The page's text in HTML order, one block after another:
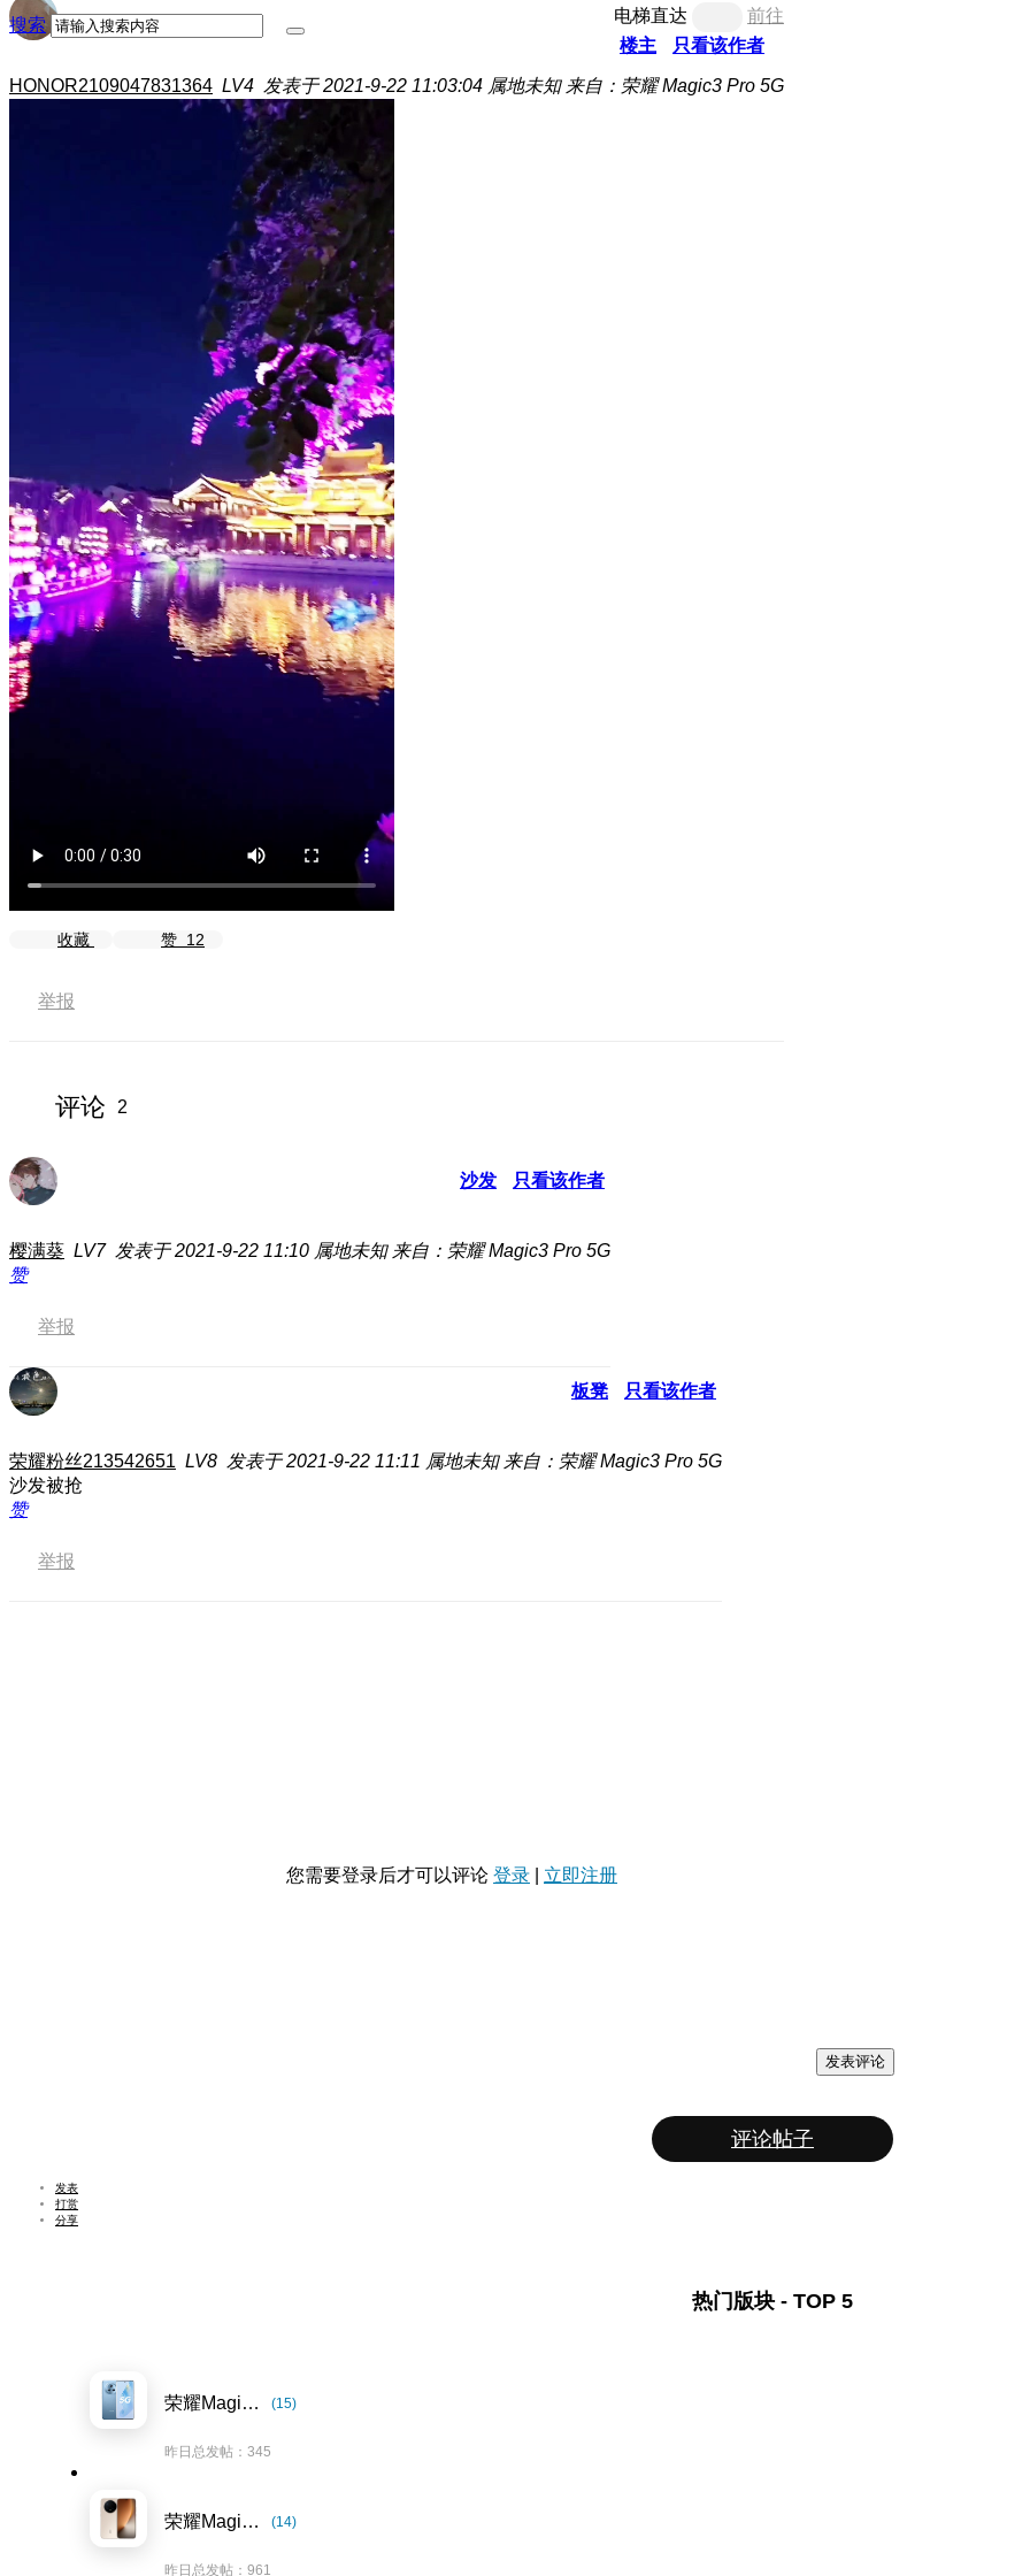
搜索 电梯直达
前往
楼主
只看该作者
HONOR2109047831364 LV4 发表于 2021-9-22 11:03:04 属地未知 来自：荣耀 Magic3 Pro 5G
收藏 赞 12
举报
评论 2
沙发 只看该作者
樱满葵 LV7 发表于 2021-9-22 11:10 属地未知 来自：荣耀 Magic3 Pro 5G
赞
举报
板凳 只看该作者
荣耀粉丝213542651 LV8 发表于 2021-9-22 11:11 属地未知 来自：荣耀 Magic3 Pro 5G
沙发被抢
赞
举报
您需要登录后才可以评论 登录 立即注册
发表评论
评论帖子
发表
打赏
分享
热门版块 - TOP 5
荣耀Magic5系列 (15)
昨日总发帖：345
荣耀Magic8系列 (14)
昨日总发帖：961